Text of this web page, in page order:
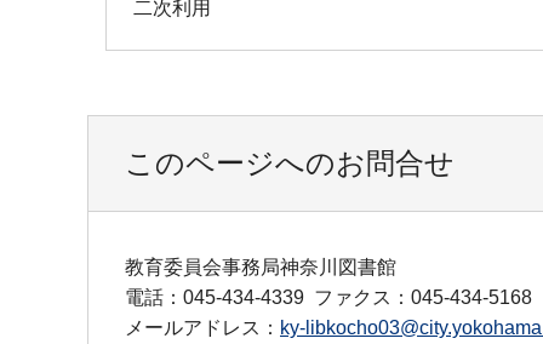
二次利用
このページへのお問合せ
教育委員会事務局神奈川図書館
電話：045-434-4339 ファクス：045-434-5168
メールアドレス： ky-